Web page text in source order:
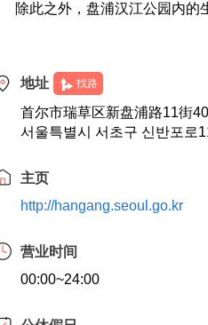
除此之外，盘浦汉江公园内的
地址 找路
首尔市瑞草区新盘浦路11街40
서울특별시 서초구 신반포로
主页
http://hangang.seoul.go.kr
营业时间
00:00~24:00